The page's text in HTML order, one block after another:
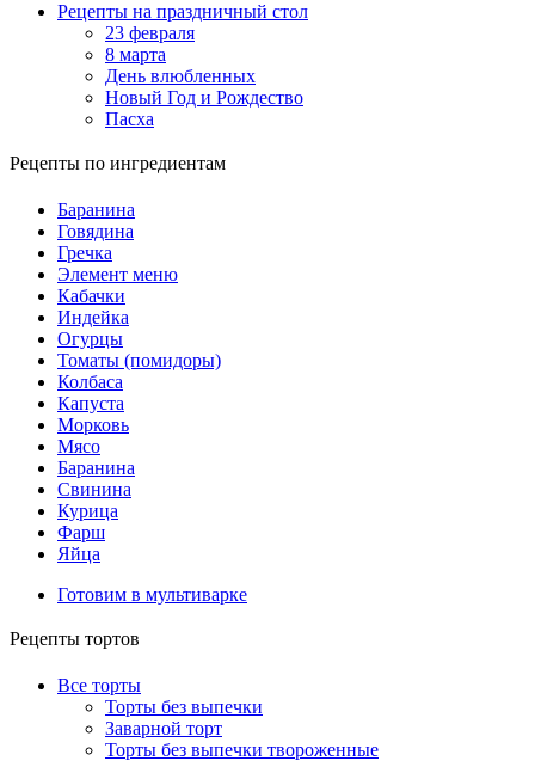
Рецепты на праздничный стол
23 февраля
8 марта
День влюбленных
Новый Год и Рождество
Пасха
Рецепты по ингредиентам
Баранина
Говядина
Гречка
Элемент меню
Кабачки
Индейка
Огурцы
Томаты (помидоры)
Колбаса
Капуста
Морковь
Мясо
Баранина
Свинина
Курица
Фарш
Яйца
Готовим в мультиварке
Рецепты тортов
Все торты
Торты без выпечки
Заварной торт
Торты без выпечки твороженные